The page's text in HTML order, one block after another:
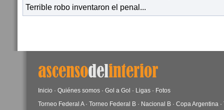
Terrible robo inventaron el penal...
Inicio · Quiénes somos · Gol a Gol · Ligas · Fotos
Torneo Federal A· Torneo Federal B · Nacional B · Copa Argentina ·